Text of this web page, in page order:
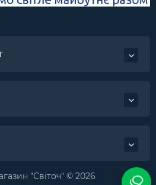
"Світоч" © 2026